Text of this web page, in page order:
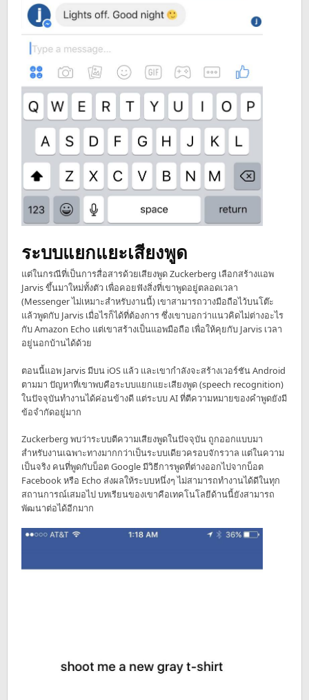
ระบบแยกแยะเสียงพูด
แต่ในกรณีที่เป็นการสื่อสารด้วยเสียงพูด Zuckerberg เลือกสร้างแอพ
Jarvis ขึ้นมาใหม่ทั้งตัว เพื่อคอยฟังสิ่งที่เขาพูดอยู่ตลอดเวลา
(Messenger ไม่เหมาะสำหรับงานนี้) เขาสามารถวางมือถือไว้บนโต๊ะ
แล้วพูดกับ Jarvis เมื่อไรก็ได้ที่ต้องการ ซึ่งเขาบอกว่าแนวคิดไม่ต่างอะไร
กับ Amazon Echo แต่เขาสร้างเป็นแอพมือถือ เพื่อให้คุยกับ Jarvis เวลา
อยู่นอกบ้านได้ด้วย
ตอนนี้แอพ Jarvis มีบน iOS แล้ว และเขากำลังจะสร้างเวอร์ชัน Android
ตามมา ปัญหาที่เขาพบคือระบบแยกแยะเสียงพูด (speech recognition)
ในปัจจุบันทำงานได้ค่อนข้างดี แต่ระบบ AI ที่ตีความหมายของคำพูดยังมี
ข้อจำกัดอยู่มาก
Zuckerberg พบว่าระบบตีความเสียงพูดในปัจจุบัน ถูกออกแบบมา
สำหรับงานเฉพาะทางมากกว่าเป็นระบบเดียวครอบจักรวาล แต่ในความ
เป็นจริง คนที่พูดกับบ็อต Google มีวิธีการพูดที่ต่างออกไปจากบ็อต
Facebook หรือ Echo ส่งผลให้ระบบหนึ่งๆ ไม่สามารถทำงานได้ดีในทุก
สถานการณ์เสมอไป บทเรียนของเขาคือเทคโนโลยีด้านนี้ยังสามารถ
พัฒนาต่อได้อีกมาก